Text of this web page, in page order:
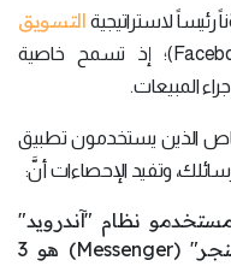
التسويق
الشاملة على موقع "فيسبوك" (Facebook)؛ إذ تسمح خاصية
المبيعات.
الذين يستخدمون تطبيق
نظام "آندرويد"
(Android) على تطبيق "ماسنجر" (Messenger) هو 3